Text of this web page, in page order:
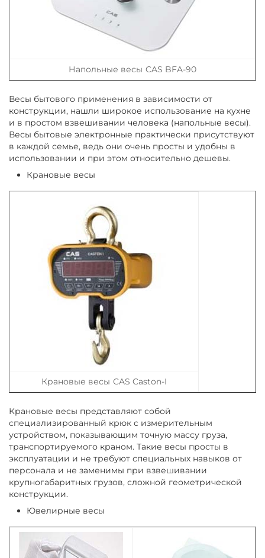
Напольные весы CAS BFA-90
Весы бытового применения в зависимости от
конструкции, нашли широкое использование на кухне
и в простом взвешивании человека (напольные весы).
Весы бытовые электронные практически присутствуют
в каждой семье, ведь они очень просты и удобны в
использовании и при этом относительно дешевы.
Крановые весы
Крановые весы CAS Caston-I
Крановые весы представляют собой
специализированный крюк с измерительным
устройством, показывающим точную массу груза,
транспортируемого краном. Такие весы просты в
эксплуатации и не требуют специальных навыков от
персонала и не заменимы при взвешивании
крупногабаритных грузов, сложной геометрической
конструкции.
Ювелирные весы